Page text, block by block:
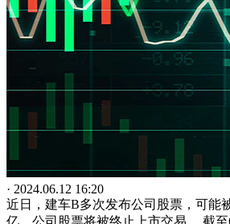
· 2024.06.12 16:20
近日，建车B多次发布公司股票，可能